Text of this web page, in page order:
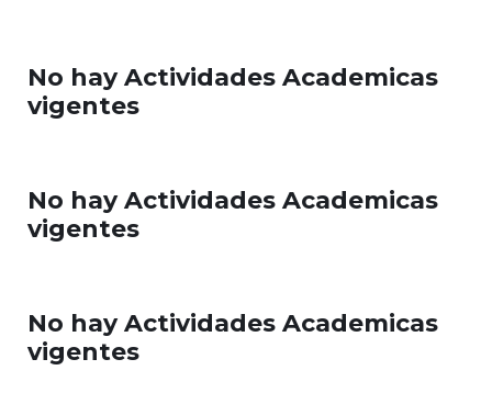
No hay Actividades Academicas
vigentes
No hay Actividades Academicas
vigentes
No hay Actividades Academicas
vigentes